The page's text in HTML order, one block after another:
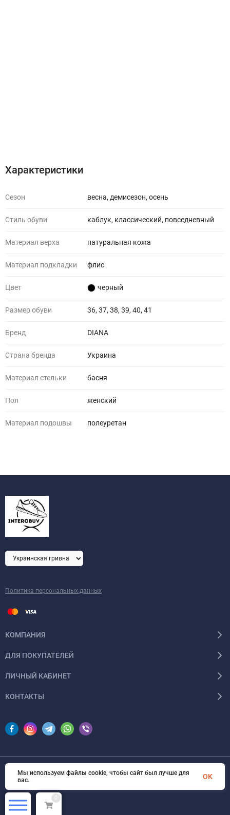
Характеристики
Сезон весна, демисезон, осень
Стиль обуви каблук, классический, повседневный
Материал верха натуральная кожа
Материал подкладки флис
Цвет черный
Размер обуви 36, 37, 38, 39, 40, 41
Бренд DIANA
Страна бренда Украина
Материал стельки басня
Пол женский
Материал подошвы полеуретан
Политика персональных данных
КОМПАНИЯ
ДЛЯ ПОКУПАТЕЛЕЙ
ЛИЧНЫЙ КАБИНЕТ
КОНТАКТЫ
© 2026 InSale. Все права защищены
0
Мы используем файлы cookie, чтобы сайт был лучше для
вас.
OK